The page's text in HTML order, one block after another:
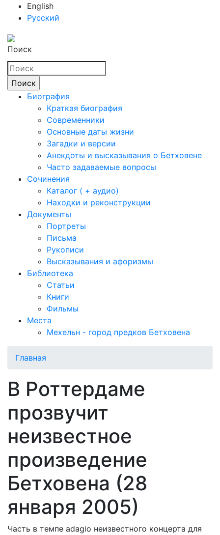
English
Русский
Поиск
Биография
Краткая биография
Современники
Основные даты жизни
Загадки и версии
Анекдоты и высказывания о Бетховене
Часто задаваемые вопросы
Сочинения
Каталог ( + аудио)
Находки и реконструкции
Документы
Портреты
Письма
Рукописи
Высказывания и афоризмы
Библиотека
Статьи
Книги
Фильмы
Места
Мехельн - город предков Бетховена
Главная
В Роттердаме
прозвучит
неизвестное
произведение
Бетховена (28
января 2005)
Часть в темпе adagio неизвестного концерта для